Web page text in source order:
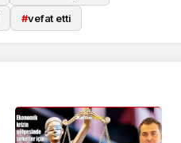
#vefat etti